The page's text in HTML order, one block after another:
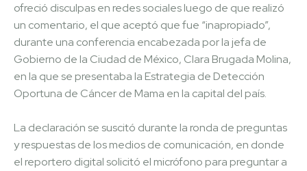
ofreció disculpas en redes sociales luego de que realizó
un comentario, el que aceptó que fue “inapropiado”,
durante una conferencia encabezada por la jefa de
Gobierno de la Ciudad de México, Clara Brugada Molina,
en la que se presentaba la Estrategia de Detección
Oportuna de Cáncer de Mama en la capital del país.
La declaración se suscitó durante la ronda de preguntas
y respuestas de los medios de comunicación, en donde
el reportero digital solicitó el micrófono para preguntar a